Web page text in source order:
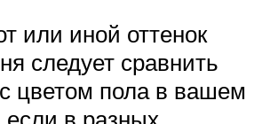
или иной оттенок
следует сравнить
с цветом пола в вашем